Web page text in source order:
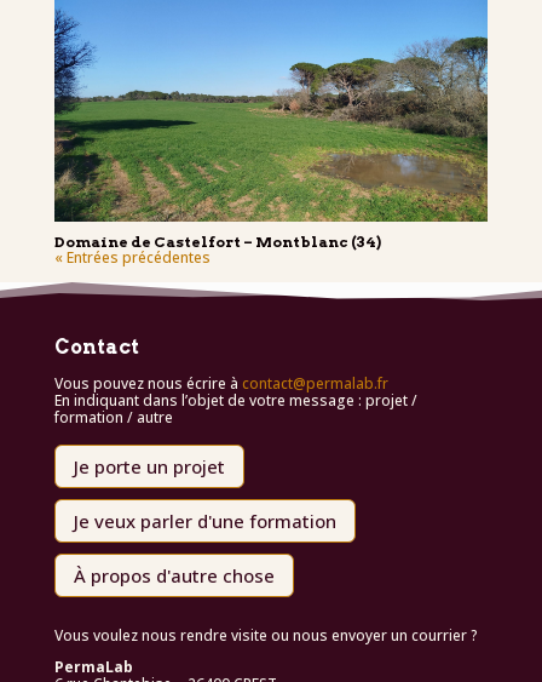
Domaine de Castelfort – Montblanc (34)
« Entrées précédentes
Contact
Vous pouvez nous écrire à contact@permalab.fr
En indiquant dans l’objet de votre message : projet /
formation / autre
Je porte un projet
Je veux parler d'une formation
À propos d'autre chose
Vous voulez nous rendre visite ou nous envoyer un courrier ?
PermaLab